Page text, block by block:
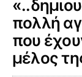
πολλή
που
μέλος